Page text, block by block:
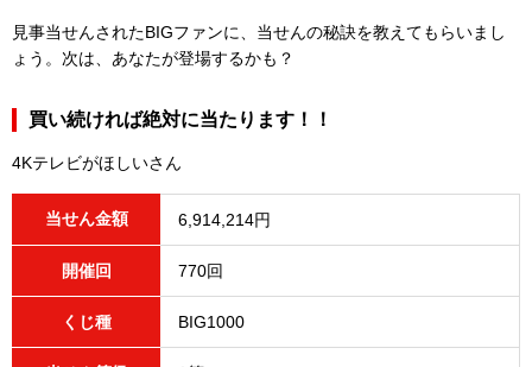
見事当せんされたBIGファンに、当せんの秘訣を教えてもらいまし
ょう。 次は、あなたが登場するかも？
買い続ければ絶対に当たります！！
4Kテレビがほしいさん
当せん金額 6,914,214円
開催回 770回
くじ種 BIG1000